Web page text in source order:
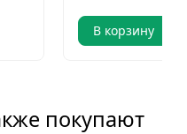
В корзину
покупают